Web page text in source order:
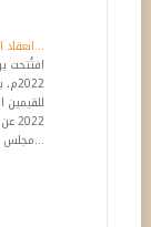
انعقاد الدورة الأولى لمجلس المؤسسة برسم سنة 2022‎‎...
مجلس المؤسسة بكلمة استهلها بالترحيب وشكر الأعضاء الحاضري...